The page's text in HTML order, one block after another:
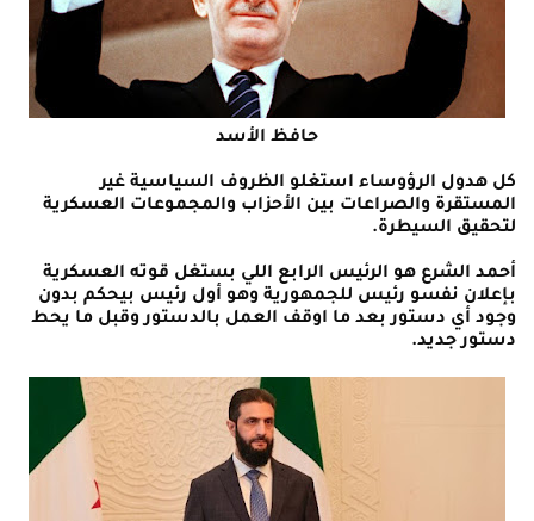
حافظ الأسد
كل هدول الرؤوساء استغلو الظروف السياسية غير
المستقرة والصراعات بين الأحزاب والمجموعات العسكرية
لتحقيق السيطرة.
أحمد الشرع هو الرئيس الرابع اللي بستغل قوته العسكرية
بإعلان نفسو رئيس للجمهورية وهو أول رئيس بيحكم بدون
وجود أي دستور بعد ما اوقف العمل بالدستور وقبل ما يحط
دستور جديد.